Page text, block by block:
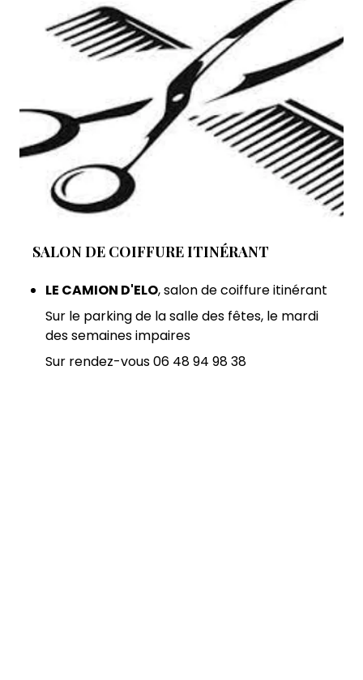
SALON DE COIFFURE ITINÉRANT
LE CAMION D'ELO, salon de coiffure itinérant
Sur le parking de la salle des fêtes, le mardi
des semaines impaires
Sur rendez-vous 06 48 94 98 38